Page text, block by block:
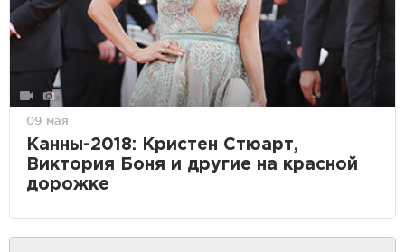
09 мая
Канны-2018: Кристен Стюарт,
Виктория Боня и другие на красной
дорожке